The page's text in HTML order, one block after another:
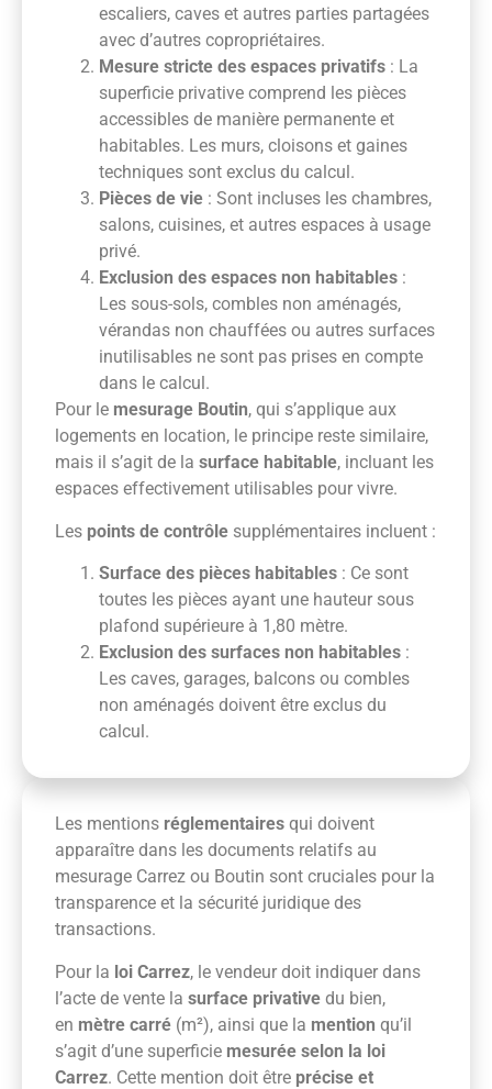
escaliers, caves et autres parties partagées
avec d’autres copropriétaires.
Mesure stricte des espaces privatifs : La
superficie privative comprend les pièces
accessibles de manière permanente et
habitables. Les murs, cloisons et gaines
techniques sont exclus du calcul.
Pièces de vie : Sont incluses les chambres,
salons, cuisines, et autres espaces à usage
privé.
Exclusion des espaces non habitables :
Les sous-sols, combles non aménagés,
vérandas non chauffées ou autres surfaces
inutilisables ne sont pas prises en compte
dans le calcul.
Pour le mesurage Boutin, qui s’applique aux
logements en location, le principe reste similaire,
mais il s’agit de la surface habitable, incluant les
espaces effectivement utilisables pour vivre.
Les points de contrôle supplémentaires incluent :
Surface des pièces habitables : Ce sont
toutes les pièces ayant une hauteur sous
plafond supérieure à 1,80 mètre.
Exclusion des surfaces non habitables :
Les caves, garages, balcons ou combles
non aménagés doivent être exclus du
calcul.
Les mentions réglementaires qui doivent
apparaître dans les documents relatifs au
mesurage Carrez ou Boutin sont cruciales pour la
transparence et la sécurité juridique des
transactions.
Pour la loi Carrez, le vendeur doit indiquer dans
l’acte de vente la surface privative du bien,
en mètre carré (m²), ainsi que la mention qu’il
s’agit d’une superficie mesurée selon la loi
Carrez. Cette mention doit être précise et